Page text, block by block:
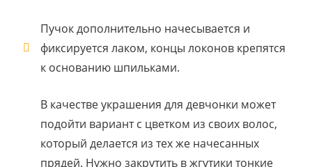
Пучок дополнительно начесывается и
фиксируется лаком, концы локонов крепятся
к основанию шпильками.
В качестве украшения для девчонки может
подойти вариант с цветком из своих волос,
который делается из тех же начесанных
прядей. Нужно закрутить в жгутики тонкие